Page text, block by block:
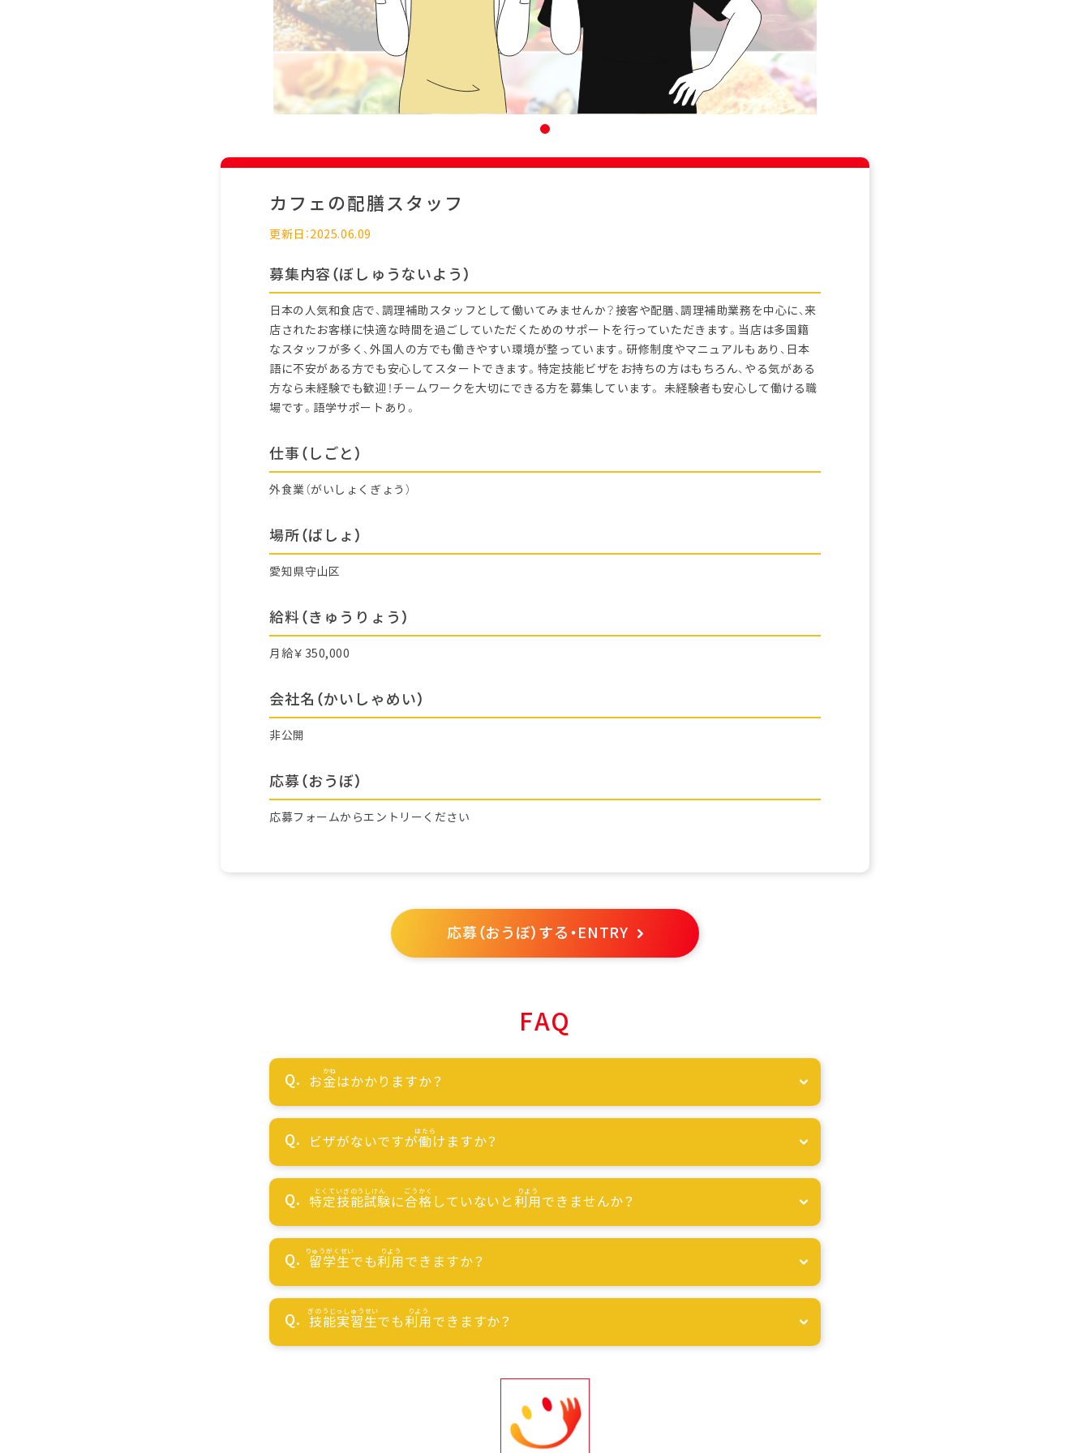
カフェの配膳スタッフ
更新日：2025.06.09
募集内容（ぼしゅうないよう）
日本の人気和食店で、調理補助スタッフとして働いてみませんか？接客や配膳、調理補助業務を中心に、来
店されたお客様に快適な時間を過ごしていただくためのサポートを行っていただきます。当店は多国籍
なスタッフが多く、外国人の方でも働きやすい環境が整っています。研修制度やマニュアルもあり、日本
語に不安がある方でも安心してスタートできます。特定技能ビザをお持ちの方はもちろん、やる気がある
方なら未経験でも歓迎！チームワークを大切にできる方を募集しています。 未経験者も安心して働ける職
場です。語学サポートあり。
仕事（しごと）
外食業（がいしょくぎょう）
場所（ばしょ）
愛知県守山区
給料（きゅうりょう）
月給￥350,000
会社名（かいしゃめい）
非公開
応募（おうぼ）
応募フォームからエントリーください
応募（おうぼ）する・ENTRY
FAQ
お金はかかりますか？
ビザがないですが働けますか？
特定技能試験に合格 していないと利用できませんか？
留学生でも利用できますか？
技能実習生でも利用できますか？